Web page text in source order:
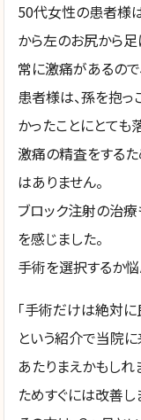
50代女性の患者様
から左のお尻から
常に激痛があるの
患者様は、孫を抱っ
かったことにとても
激痛の精査をする
はありません。
ブロック注射の治療
を感じました。
手術を選択するか
「手術だけは絶対に
という紹介で当院に
あたりまえかもし
ためすぐには改善し